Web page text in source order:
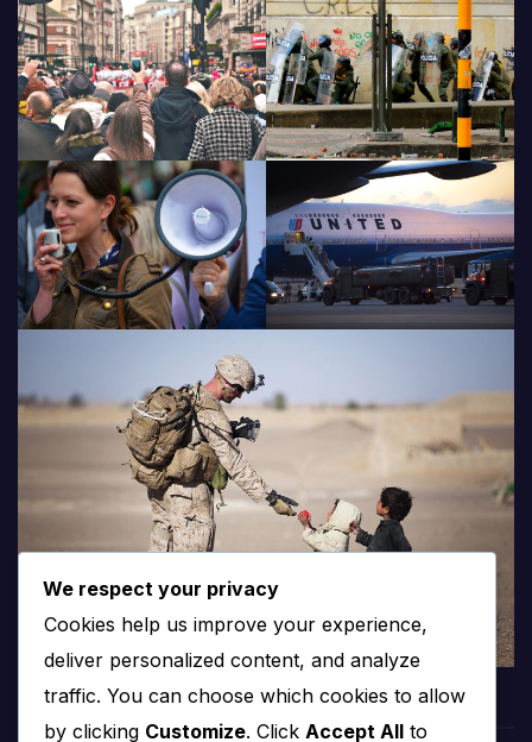
We respect your privacy
Cookies help us improve your experience,
deliver personalized content, and analyze
traffic. You can choose which cookies to allow
by clicking Customize. Click Accept All to